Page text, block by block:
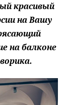
красивый
на Вашу
на балконе